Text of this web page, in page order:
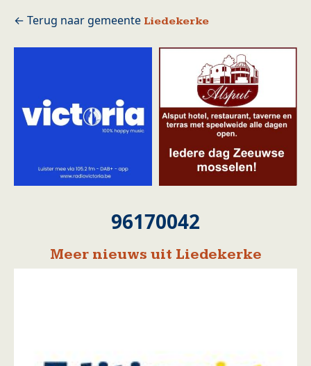
Liedekerke
96170042
Meer nieuws uit Liedekerke